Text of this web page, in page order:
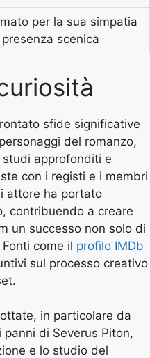
per la sua simpatia
presenza scenica
sfide significative
del romanzo,
studi approfonditi e
con i registi e i membri
attore ha portato
contribuendo a creare
un successo non solo di
come il profilo IMDb
sul processo creativo
in particolare da
di Severus Piton,
e lo studio del